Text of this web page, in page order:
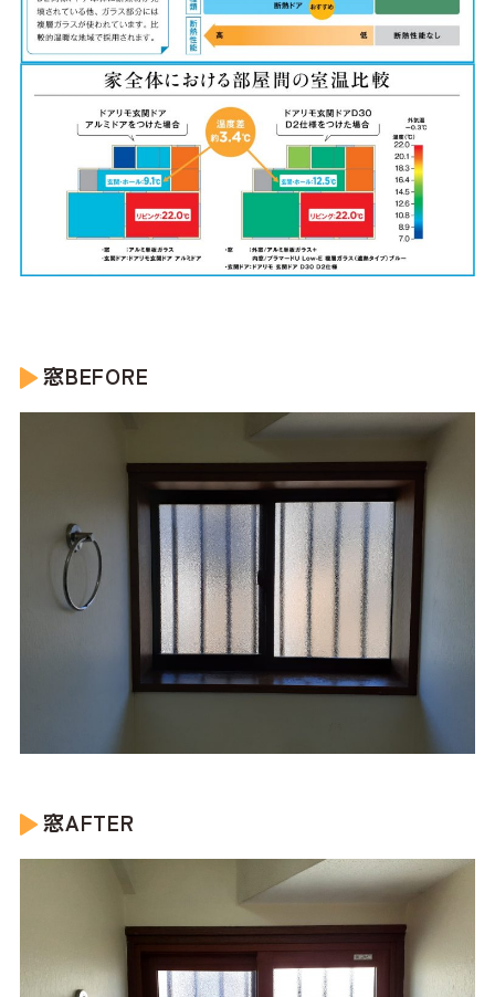
窓BEFORE
窓AFTER